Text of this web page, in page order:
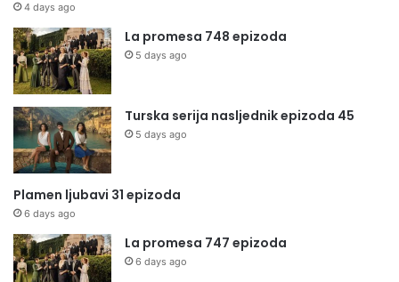
4 days ago
La promesa 748 epizoda
5 days ago
Turska serija nasljednik epizoda 45
5 days ago
Plamen ljubavi 31 epizoda
6 days ago
La promesa 747 epizoda
6 days ago